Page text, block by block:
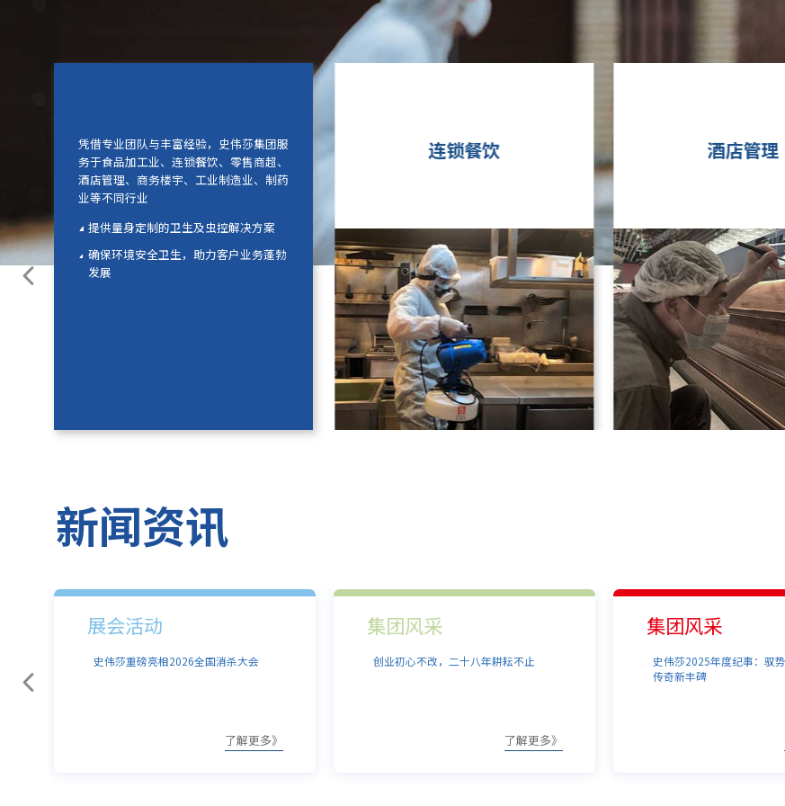
凭借专业团队与丰富经验，史伟莎集团服
务于食品加工业、连锁餐饮、零售商超、
酒店管理、商务楼宇、工业制造业、制药
业等不同行业
提供量身定制的卫生及虫控解决方案
确保环境安全卫生，助力客户业务蓬勃
发展
连锁餐饮 酒店管理 零售商超
新闻资讯
集团风采
创业初心不改，二十八年耕耘不止
了解更多》
集团风采
史伟莎2025年度纪事：驭势启新，共铸行业
了解更多》
展会活动
倾力护航进博会，史伟莎筑
坚实防线